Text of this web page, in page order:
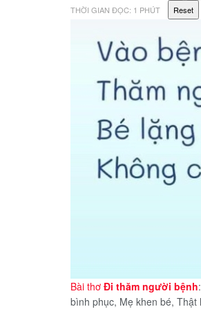
THỜI GIAN ĐỌC: 1 PHÚT
Reset
Bài thơ Đi thăm người bệnh
bình phục, Mẹ khen bé, Thật